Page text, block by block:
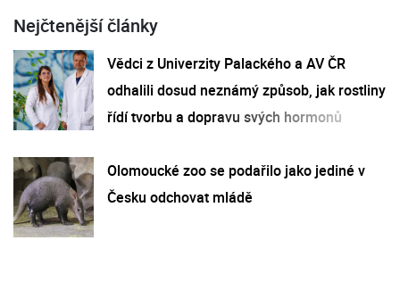
Nejčtenější články
Vědci z Univerzity Palackého a AV ČR
odhalili dosud neznámý způsob, jak rostliny
řídí tvorbu a dopravu svých hormonů
Olomoucké zoo se podařilo jako jediné v
Česku odchovat mládě